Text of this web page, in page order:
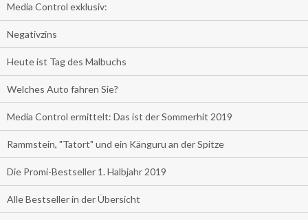
Media Control exklusiv:
Negativzins
Heute ist Tag des Malbuchs
Welches Auto fahren Sie?
Media Control ermittelt: Das ist der Sommerhit 2019
Rammstein, "Tatort" und ein Känguru an der Spitze
Die Promi-Bestseller 1. Halbjahr 2019
Alle Bestseller in der Übersicht